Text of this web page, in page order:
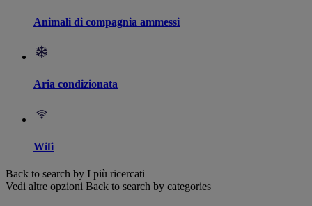
Animali di compagnia ammessi
Aria condizionata
Wifi
Back to search by I più ricercati
Vedi altre opzioni Back to search by categories